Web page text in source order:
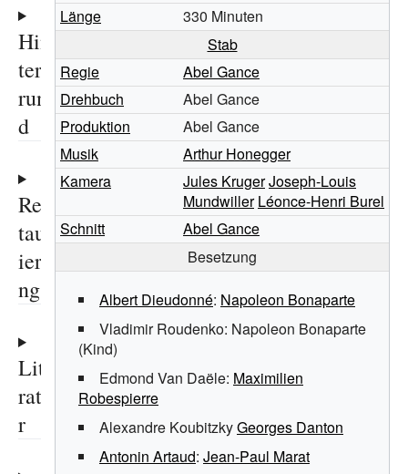
Länge
330 Minuten
Stab
Regie
Abel Gance
Drehbuch
Abel Gance
Produktion
Abel Gance
Musik
Arthur Honegger
Kamera
Jules KrugerJoseph-Louis
Mundwiller Léonce-Henri Burel
Schnitt
Abel Gance
Besetzung
Albert Dieudonné: Napoleon Bonaparte
Vladimir Roudenko: Napoleon Bonaparte
(Kind)
Edmond Van Daële: Maximilien
Robespierre
Alexandre KoubitzkyGeorges Danton
Antonin Artaud: Jean-Paul Marat
Hin
terg
run
d
Res
taur
ieru
ng
Lite
ratu
r